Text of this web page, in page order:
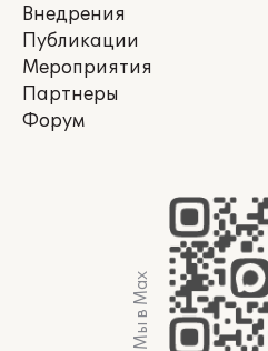
Внедрения
Публикации
Мероприятия
Партнеры
Форум
Мы в Max